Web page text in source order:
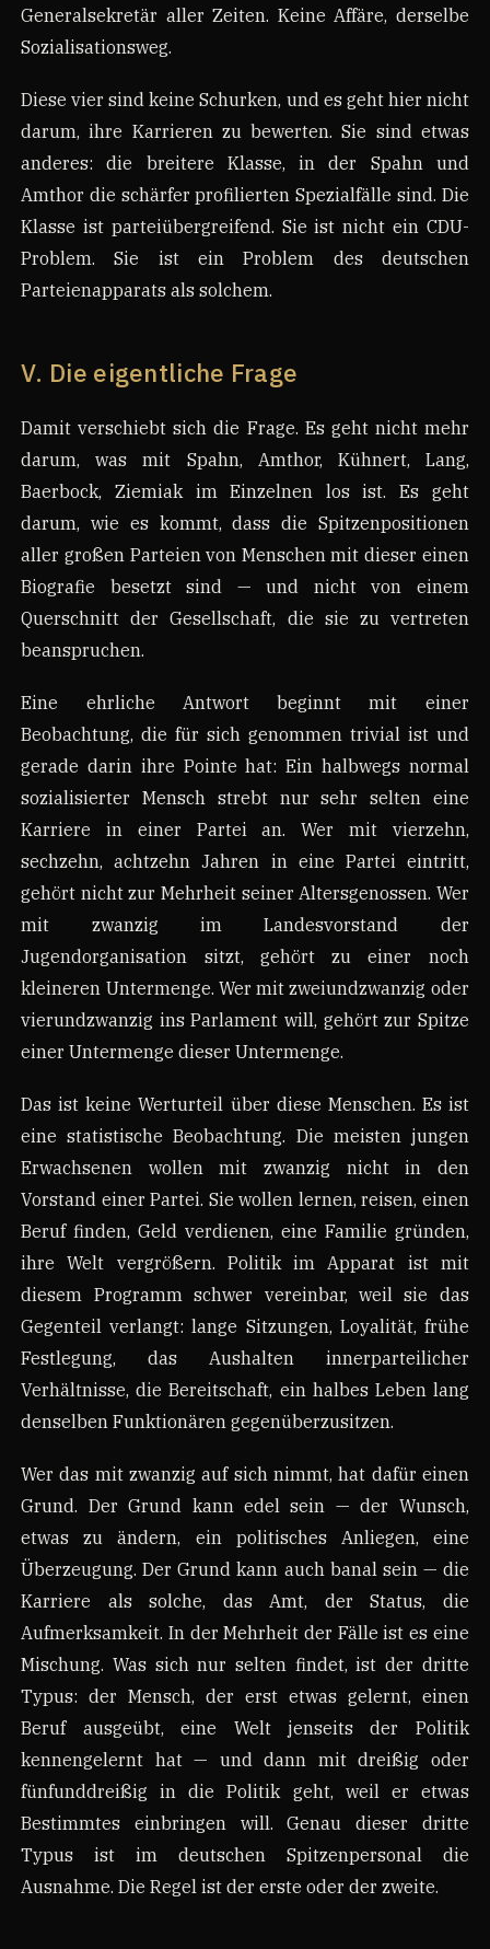
Generalsekretär aller Zeiten. Keine Affäre, derselbe
Sozialisationsweg.
Diese vier sind keine Schurken, und es geht hier nicht
darum, ihre Karrieren zu bewerten. Sie sind etwas
anderes: die breitere Klasse, in der Spahn und
Amthor die schärfer profilierten Spezialfälle sind. Die
Klasse ist parteiübergreifend. Sie ist nicht ein CDU-
Problem. Sie ist ein Problem des deutschen
Parteienapparats als solchem.
V. Die eigentliche Frage
Damit verschiebt sich die Frage. Es geht nicht mehr
darum, was mit Spahn, Amthor, Kühnert, Lang,
Baerbock, Ziemiak im Einzelnen los ist. Es geht
darum, wie es kommt, dass die Spitzenpositionen
aller großen Parteien von Menschen mit dieser einen
Biografie besetzt sind — und nicht von einem
Querschnitt der Gesellschaft, die sie zu vertreten
beanspruchen.
Eine ehrliche Antwort beginnt mit einer
Beobachtung, die für sich genommen trivial ist und
gerade darin ihre Pointe hat: Ein halbwegs normal
sozialisierter Mensch strebt nur sehr selten eine
Karriere in einer Partei an. Wer mit vierzehn,
sechzehn, achtzehn Jahren in eine Partei eintritt,
gehört nicht zur Mehrheit seiner Altersgenossen. Wer
mit zwanzig im Landesvorstand der
Jugendorganisation sitzt, gehört zu einer noch
kleineren Untermenge. Wer mit zweiundzwanzig oder
vierundzwanzig ins Parlament will, gehört zur Spitze
einer Untermenge dieser Untermenge.
Das ist keine Werturteil über diese Menschen. Es ist
eine statistische Beobachtung. Die meisten jungen
Erwachsenen wollen mit zwanzig nicht in den
Vorstand einer Partei. Sie wollen lernen, reisen, einen
Beruf finden, Geld verdienen, eine Familie gründen,
ihre Welt vergrößern. Politik im Apparat ist mit
diesem Programm schwer vereinbar, weil sie das
Gegenteil verlangt: lange Sitzungen, Loyalität, frühe
Festlegung, das Aushalten innerparteilicher
Verhältnisse, die Bereitschaft, ein halbes Leben lang
denselben Funktionären gegenüberzusitzen.
Wer das mit zwanzig auf sich nimmt, hat dafür einen
Grund. Der Grund kann edel sein — der Wunsch,
etwas zu ändern, ein politisches Anliegen, eine
Überzeugung. Der Grund kann auch banal sein — die
Karriere als solche, das Amt, der Status, die
Aufmerksamkeit. In der Mehrheit der Fälle ist es eine
Mischung. Was sich nur selten findet, ist der dritte
Typus: der Mensch, der erst etwas gelernt, einen
Beruf ausgeübt, eine Welt jenseits der Politik
kennengelernt hat — und dann mit dreißig oder
fünfunddreißig in die Politik geht, weil er etwas
Bestimmtes einbringen will. Genau dieser dritte
Typus ist im deutschen Spitzenpersonal die
Ausnahme. Die Regel ist der erste oder der zweite.